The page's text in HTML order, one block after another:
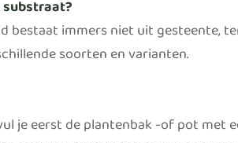
bestaat immers niet uit gesteente,
soorten en varianten.
je eerst de plantenbak -of pot met